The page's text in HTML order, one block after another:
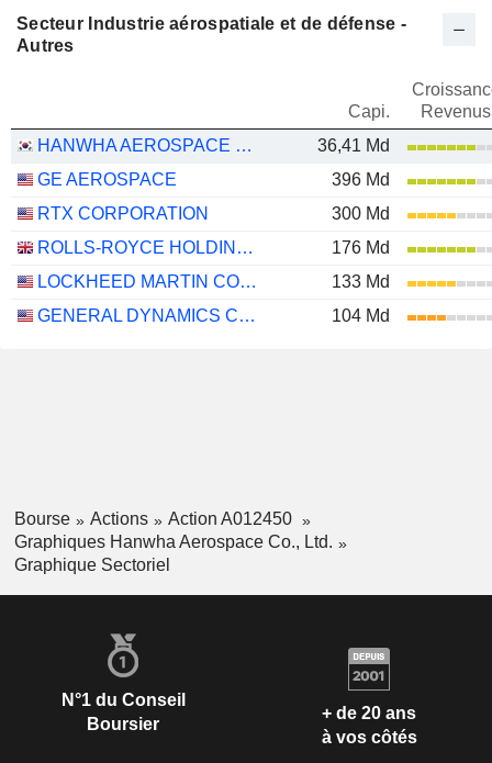
Secteur Industrie aérospatiale et de défense -
Autres
Capi.
Revenus
HANWHA AEROSPACE CO., LTD.
36,41 Md
GE AEROSPACE
396 Md
RTX CORPORATION
300 Md
ROLLS-ROYCE HOLDINGS PLC
176 Md
LOCKHEED MARTIN CORPORATION
133 Md
GENERAL DYNAMICS CORPORATION
104 Md
Bourse Actions
Action A012450
Graphiques Hanwha Aerospace Co., Ltd.
Graphique Sectoriel
N°1 du Conseil
Boursier
+ de 20 ans
à vos côtés